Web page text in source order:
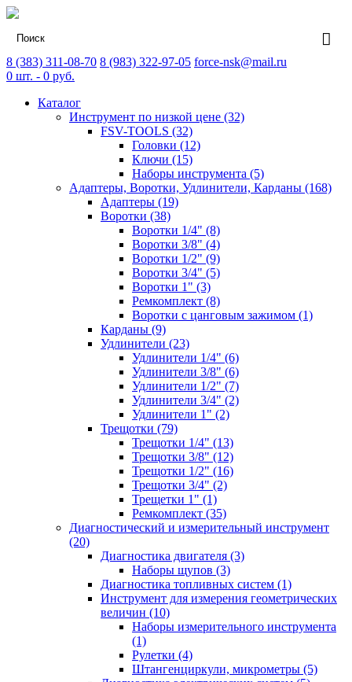
8 (383) 311-08-70 8 (983) 322-97-05 force-nsk@mail.ru
0 шт. - 0 руб.
Каталог
Инструмент по низкой цене (32)
FSV-TOOLS (32)
Головки (12)
Ключи (15)
Наборы инструмента (5)
Адаптеры, Воротки, Удлинители, Карданы (168)
Адаптеры (19)
Воротки (38)
Воротки 1/4" (8)
Воротки 3/8" (4)
Воротки 1/2" (9)
Воротки 3/4" (5)
Воротки 1" (3)
Ремкомплект (8)
Воротки с цанговым зажимом (1)
Карданы (9)
Удлинители (23)
Удлинители 1/4" (6)
Удлинители 3/8" (6)
Удлинители 1/2" (7)
Удлинители 3/4" (2)
Удлинители 1" (2)
Трещотки (79)
Трещотки 1/4" (13)
Трещотки 3/8" (12)
Трещотки 1/2" (16)
Трещотки 3/4" (2)
Трещетки 1" (1)
Ремкомплект (35)
Диагностический и измерительный инструмент
(20)
Диагностика двигателя (3)
Наборы щупов (3)
Диагностика топливных систем (1)
Инструмент для измерения геометрических
величин (10)
Наборы измерительного инструмента
(1)
Рулетки (4)
Штангенциркули, микрометры (5)